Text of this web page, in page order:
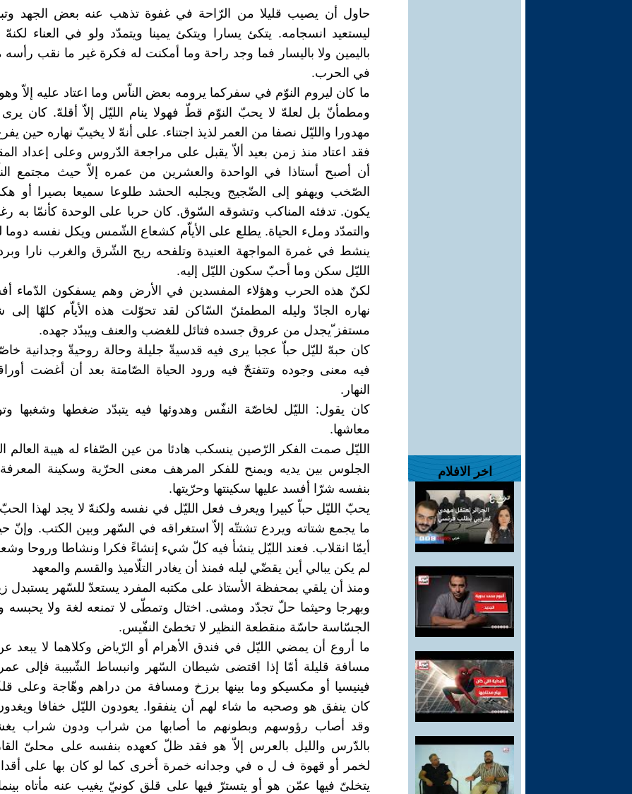
اخر الافلام
حاول أن يصيب قليلا من الرّاحة في غفوة تذهب عنه بعض الجهد
ليستعيد انسجامه. يتكئ يسارا ويتكئ يمينا ويتمدّد ولو في العناء لكنهّ
باليمين ولا باليسار فما وجد راحة وما أمكنت له فكرة غير ما نقب رأسه
في الحرب.
ما كان ليروم النوّم في سفركما يرومه بعض الناّس وما اعتاد عليه إلاّ
ومطمأنّ بل لعلهّ لا يحبّ النوّم قطّ فهولا ينام الليّل إلاّ أقلهّ. كان يرى
مهدورا والليّل نصفا من العمر لذيذ اجتناء. على أنهّ لا يخيبّ نهاره حين
فقد اعتاد منذ زمن بعيد ألاّ يقبل على مراجعة الدّروس وعلى إعداد
أن أصبح أستاذا في الواحدة والعشرين من عمره إلاّ حيث مجتمع
الصّخب ويهفو إلى الضّجيج ويجلبه الحشد طلوعا سميعا بصيرا أو
يكون. تدفئه المناكب وتشوقه السّوق. كان حربا على الوحدة كأنمّا به
والتمدّد وملء الحياة. يطلع على الأياّم كشعاع الشّمس ويكل نفسه
ينشط في غمرة المواجهة العنيدة وتلفحه ريح الشّرق والغرب نارا
الليّل سكن وما أحبّ سكون الليّل إليه.
لكنّ هذه الحرب وهؤلاء المفسدين في الأرض وهم يسفكون الدّماء
نهاره الجادّ وليله المطمئنّ السّاكن لقد تحوّلت هذه الأياّم كلهّا
مستفز ّيجدل من عروق جسده فتائل للغضب والعنف ويبدّد جهده.
كان حبهّ لليّل حباّ عجبا يرى فيه قدسيةّ جليلة وحالة روحيةّ وجدانية
فيه معنى وجوده وتتفتحّ فيه ورود الحياة الصّامتة بعد أن أغضت
النهار.
كان يقول: الليّل لخاصّة النفّس وهدوئها فيه يتبدّد ضغطها وشغبها
معاشها.
الليّل صمت الفكر الرّصين ينسكب هادئا من عين الصّفاء له هيبة العالم
الجلوس بين يديه ويمنح للفكر المرهف معنى الحرّية وسكينة
بنفسه شرّا أفسد عليها سكينتها وحرّيتها.
يحبّ الليّل حباّ كبيرا ويعرف فعل الليّل في نفسه ولكنهّ لا يجد لهذا
ما يجمع شتاته ويردع تشتتّه إلاّ استغراقه في السّهر وبين الكتب. وإنّ
أيمّا انقلاب. فعند الليّل ينشأ فيه كلّ شيء إنشاءً فكرا ونشاطا وروحا
لم يكن يبالي أين يقضّي ليله فمنذ أن يغادر التلّاميذ والقسم والمعهد
ومنذ أن يلقي بمحفظة الأستاذ على مكتبه المفرد يستعدّ للسّهر يستبدل
وبهرجا وحيثما حلّ تجدّد ومشى. اختال وتمطّى لا تمنعه لغة ولا يحبسه
الجسّاسة حاسّة منقطعة النظير لا تخطئ النفّيس.
ما أروع أن يمضي الليّل في فندق الأهرام أو الرّياض وكلاهما لا يبعد
مسافة قليلة أمّا إذا اقتضى شيطان السّهر وانبساط الشّبيبة فإلى عمر
فينيسيا أو مكسيكو وما بينها برزخ ومسافة من دراهم وهّاجة وعلى
كان ينفق هو وصحبه ما شاء لهم أن ينفقوا. يعودون الليّل خفافا
وقد أصاب رؤوسهم وبطونهم ما أصابها من شراب ودون شراب
بالدّرس والليل بالعرس إلاّ هو فقد ظلّ كعهده بنفسه على محلىّ
لخمر أو قهوة ف ل ه في وجدانه خمرة أخرى كما لو كان بها على
يتخلىّ فيها عمّن هو أو يتسترّ فيها على قلق كونيّ يغيب عنه مأتاه